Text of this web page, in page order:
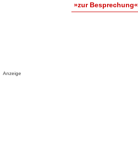
»zur Besprechung«
Anzeige